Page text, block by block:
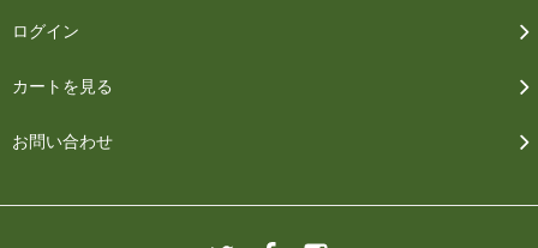
ログイン
カートを見る
お問い合わせ